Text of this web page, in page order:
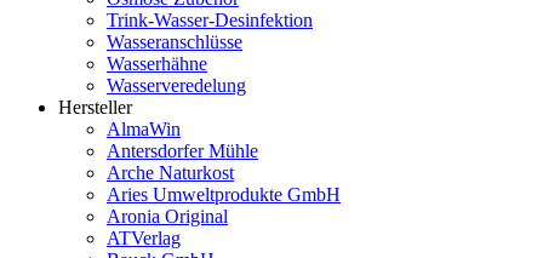
Trink-Wasser-Desinfektion
Wasseranschlüsse
Wasserhähne
Wasserveredelung
Hersteller
AlmaWin
Antersdorfer Mühle
Arche Naturkost
Aries Umweltprodukte GmbH
Aronia Original
ATVerlag